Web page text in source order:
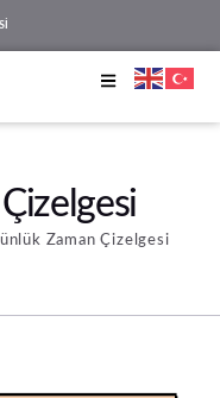
Zaman Çizelgesi